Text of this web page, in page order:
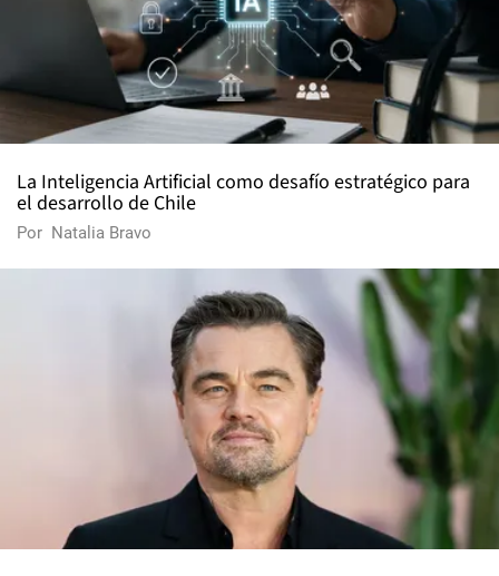
La Inteligencia Artificial como desafío estratégico para
el desarrollo de Chile
Por Natalia Bravo